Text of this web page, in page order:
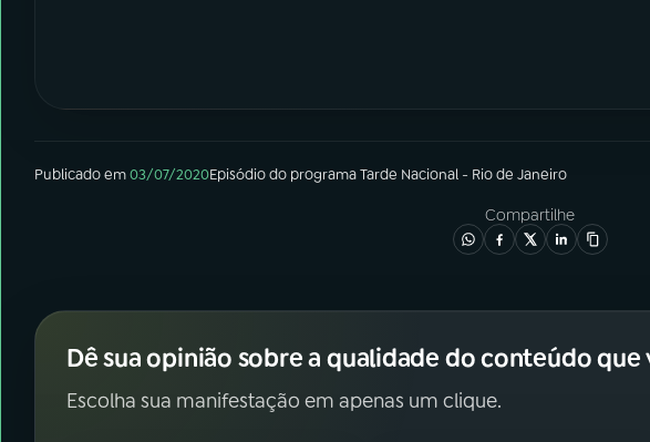
Publicado em03/07/2020Episódiodo programaTarde Nacional - Rio de Janeiro
Compartilhe
Dê sua opinião sobre a qualidade do conteúdo que
Escolha sua manifestação em apenas um clique.